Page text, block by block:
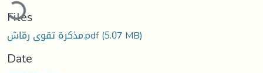
Files
مذكرة تقوى رمّاش.pdf(5.07 MB)
Date